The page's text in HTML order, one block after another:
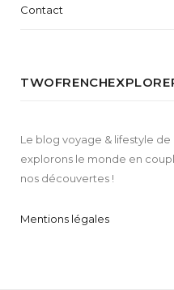
Contact
Le blog voyage & lifestyle de
explorons le monde en
nos découvertes !
Mentions légales